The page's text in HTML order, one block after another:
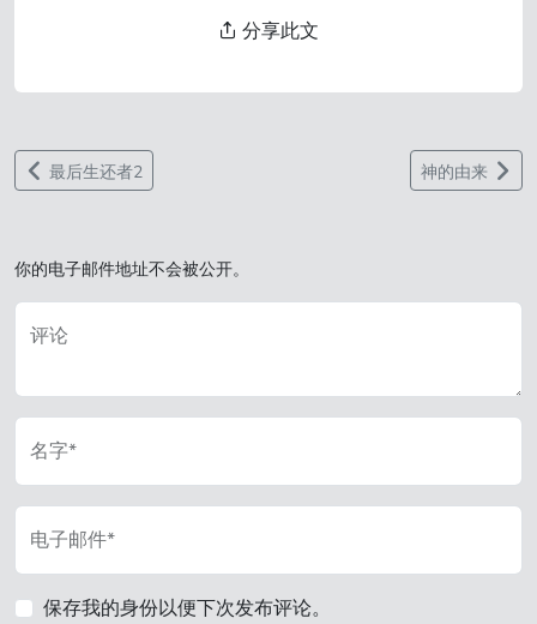
分享此文
最后生还者2 神的由来
你的电子邮件地址不会被公开。
评论
名字*
电子邮件*
保存我的身份以便下次发布评论。